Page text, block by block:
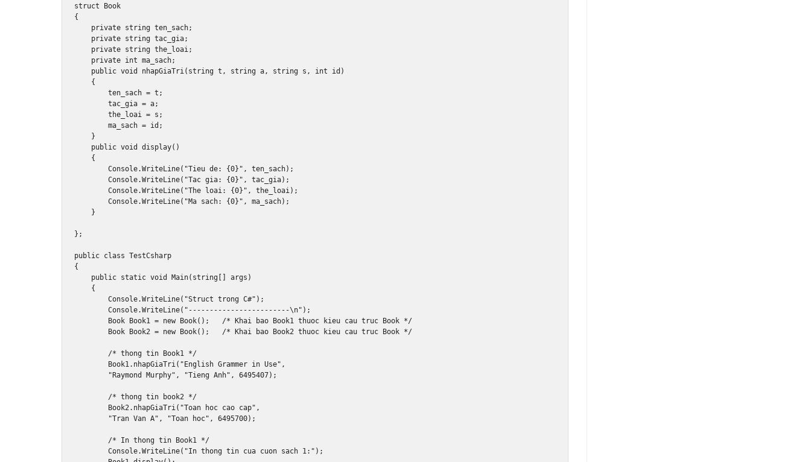
struct
Book
{
private string ten_sach;
private string tac_gia;
private string the_loai;
private int ma_sach;
public void nhapGiaTri( string t , string a, string s , int id )
{
        ten_sach
= t ;
        tac_gia
= a;
        the_loai
= s ;
        ma_sach
= id ;
}
public void display()
{
Console.WriteLine( "Tieu de: {0}" , ten_sach);
Console.WriteLine( "Tac gia: {0}" , tac_gia);
Console.WriteLine( "The loai: {0}" , the_loai);
Console.WriteLine( "Ma sach: {0}" , ma_sach);
}
};
public class TestCsharp
{
public static void Main( string args )
{
Console.WriteLine( "Struct trong C#" );
Console.WriteLine( "------------------------\n" );
Book
Book1 = new Book();
/* Khai bao Book1 thuoc kieu cau truc Book */
Book
Book2 = new Book(); /* Khai bao Book2 thuoc kieu cau truc Book */
/* thong tin Book1 */
Book1. nhapGiaTri( "English Grammer in Use" ,
"Raymond Murphy" , "Tieng Anh" , 6495407);
/* thong tin book2 */
Book2. nhapGiaTri( "Toan hoc cao cap" ,
"Tran Van A" , "Toan hoc" , 6495700);
/* In thong tin Book1 */
Console.WriteLine( "In thong tin cua cuon sach 1:" );